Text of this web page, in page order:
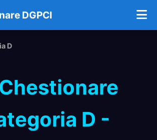
DGPCI
D
Chestionare
D -